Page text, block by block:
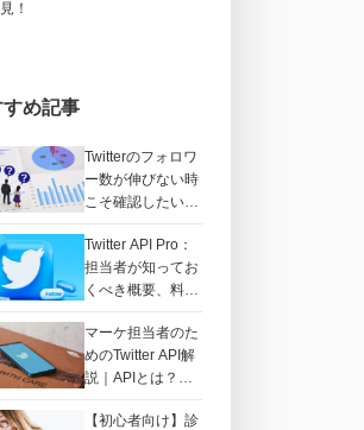
！
すめ記事
Twitterのフォロワ
ー数が伸びない時
こそ確認したい10
選【プレゼント企
画を成功させるに
は？】
Twitter API Pro：
担当者が知ってお
くべき概要、料
金、キャンペーン
への影響とは？
マーケ担当者のた
めのTwitter API解
説｜APIとは？
Blueと違うの？
【初心者向け】診